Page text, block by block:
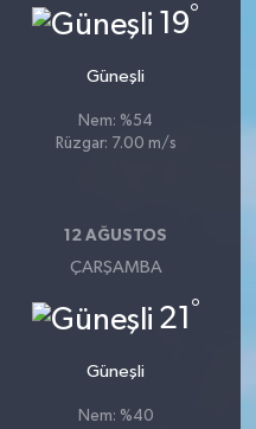
19°
Güneşli
Nem: %54
Rüzgar: 7.00 m/s
12 AĞUSTOS
ÇARŞAMBA
21 °
Güneşli
Nem: %40